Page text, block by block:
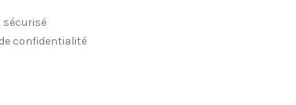
sécurisé
confidentialité